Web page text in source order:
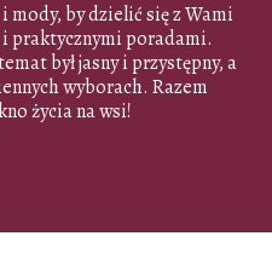
mody, by dzielić się z Wami
praktycznymi poradami.
był jasny i przystępny, a
wyborach. Razem
życia na wsi!